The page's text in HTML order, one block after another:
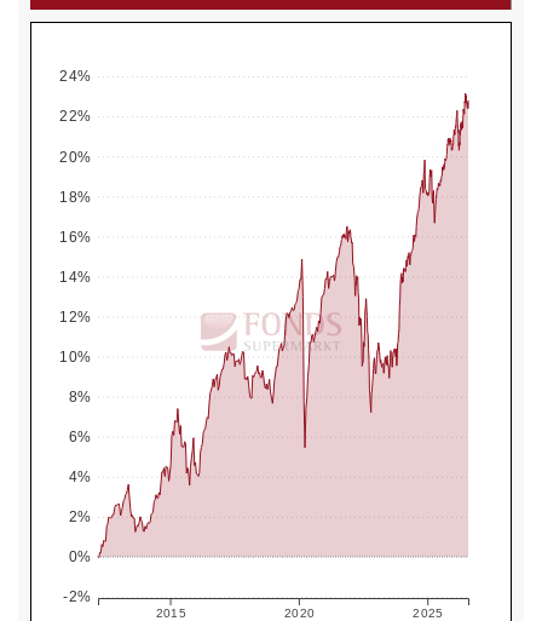
2015 2020 2025
-2%
0%
2%
4%
6%
8%
10%
12%
14%
16%
18%
20%
22%
24%